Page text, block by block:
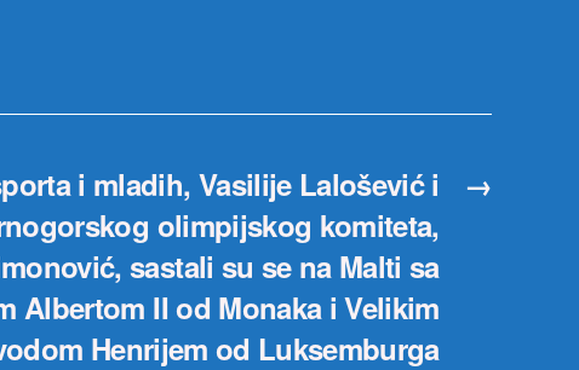
→
i mladih, Vasilije Lalošević i
olimpijskog komiteta,
sastali su se na Malti sa
Albertom II od Monaka i Velikim
Henrijem od Luksemburga